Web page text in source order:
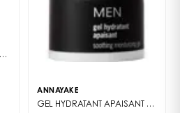
ANNAYAKE
GEL HYDRATANT APAISANT